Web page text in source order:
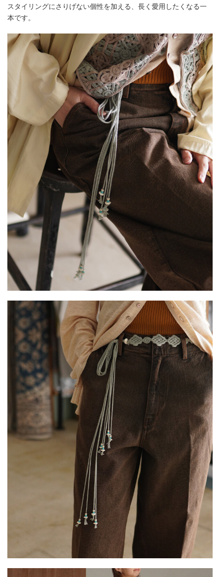
スタイリングにさりげない個性を加える、長く愛用したくなる一
本です。